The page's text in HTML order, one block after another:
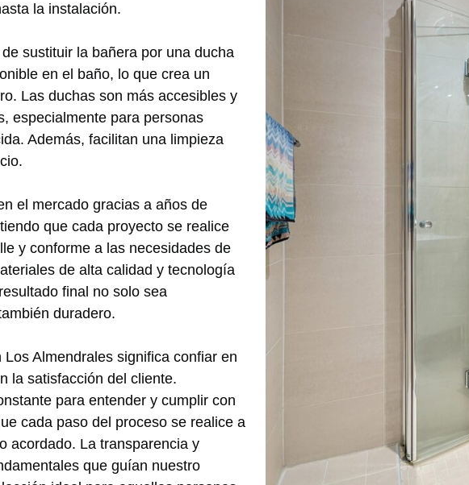
la instalación.
sustituir la bañera por una ducha
en el baño, lo que crea un
Las duchas son más accesibles y
especialmente para personas
Además, facilitan una limpieza
el mercado gracias a años de
que cada proyecto se realice
y conforme a las necesidades de
de alta calidad y tecnología
final no solo sea
duradero.
Almendrales significa confiar en
la satisfacción del cliente.
para entender y cumplir con
cada paso del proceso se realice a
acordado. La transparencia y
que guían nuestro